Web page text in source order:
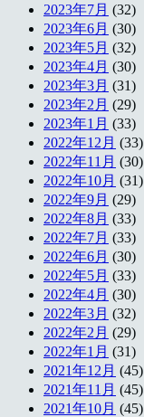
2023年7月 (32)
2023年6月 (30)
2023年5月 (32)
2023年4月 (30)
2023年3月 (31)
2023年2月 (29)
2023年1月 (33)
2022年12月 (33)
2022年11月 (30)
2022年10月 (31)
2022年9月 (29)
2022年8月 (33)
2022年7月 (33)
2022年6月 (30)
2022年5月 (33)
2022年4月 (30)
2022年3月 (32)
2022年2月 (29)
2022年1月 (31)
2021年12月 (45)
2021年11月 (45)
2021年10月 (45)